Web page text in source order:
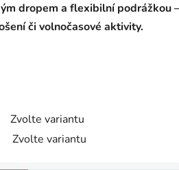
dropem a flexibilní podrážkou
či volnočasové aktivity.
Zvolte variantu
Zvolte variantu